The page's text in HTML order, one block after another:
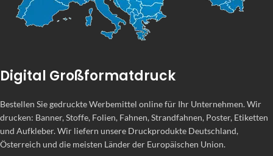
Digital Großformatdruck
Bestellen Sie gedruckte Werbemittel online für Ihr Unternehmen. Wir
drucken: Banner, Stoffe, Folien, Fahnen, Strandfahnen, Poster, Etiketten
und Aufkleber. Wir liefern unsere Druckprodukte Deutschland,
Österreich und die meisten Länder der Europäischen Union.